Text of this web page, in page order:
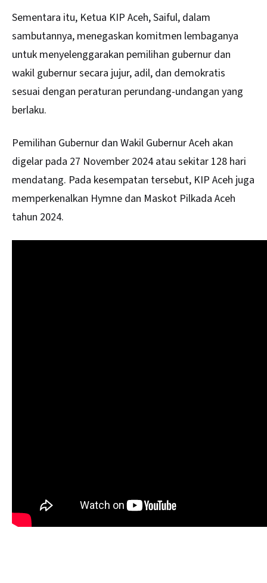
Sementara itu, Ketua KIP Aceh, Saiful, dalam
sambutannya, menegaskan komitmen lembaganya
untuk menyelenggarakan pemilihan gubernur dan
wakil gubernur secara jujur, adil, dan demokratis
sesuai dengan peraturan perundang-undangan yang
berlaku.
Pemilihan Gubernur dan Wakil Gubernur Aceh akan
digelar pada 27 November 2024 atau sekitar 128 hari
mendatang. Pada kesempatan tersebut, KIP Aceh juga
memperkenalkan Hymne dan Maskot Pilkada Aceh
tahun 2024.